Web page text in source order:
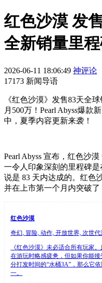
红色沙漠 发
全新销量里
2026-06-11 18:06:49 神评论
17173 新闻导语
《红色沙漠》发售83天全
月500万！Pearl Abyss爆款
中，夏季内容更新来袭！
Pearl Abyss 宣布，红色沙
一令人印象深刻的里程碑
说是 83 天内达成的。红色
并在上市第一个月内突破了
红色沙漠
奇幻, 冒险, 动作, 开放世界, 次世代
《红色沙漠》未必适合所有玩家
在游玩时略感疲惫，但如果你能
分打发时间的“水桶3A”，那么它
一。